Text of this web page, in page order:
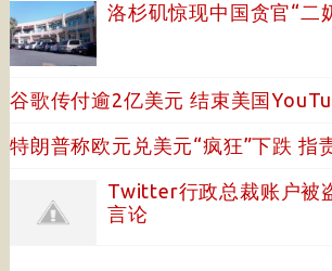
洛杉矶惊现中国贪官“二
谷歌传付逾2亿美元 结束美国
特朗普称欧元兑美元“疯狂”下跌 指
Twitter行政总裁账户被
言论